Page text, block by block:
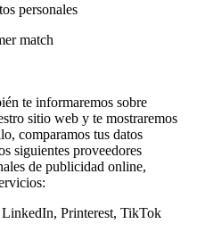
personales
match
te informaremos sobre
sitio web y te mostraremos
comparamos tus datos
siguientes proveedores
de publicidad online,
Printerest, TikTok